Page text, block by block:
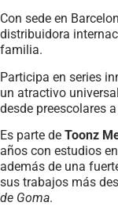
Con sede en
distribuidora
familia.
Participa en series
un atractivo
desde preescolares
Es parte de Toonz
años con estudios
además de una
sus trabajos más
de Goma.